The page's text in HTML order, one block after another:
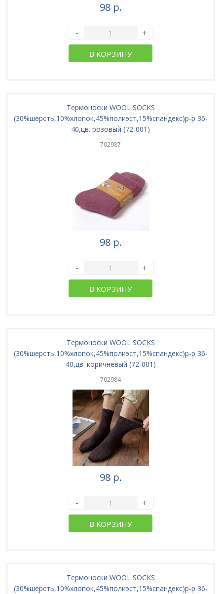
98 р.
- +
В КОРЗИНУ
Термоноски WOOL SOCKS
(30%шерсть,10%хлопок,45%полиэст,15%спандекс)р-р 36-
40,цв. розовый (72-001)
702987
98 р.
- +
В КОРЗИНУ
Термоноски WOOL SOCKS
(30%шерсть,10%хлопок,45%полиэст,15%спандекс)р-р 36-
40,цв. коричневый (72-001)
702984
98 р.
- +
В КОРЗИНУ
Термоноски WOOL SOCKS
(30%шерсть,10%хлопок,45%полиэст,15%спандекс)р-р 36-